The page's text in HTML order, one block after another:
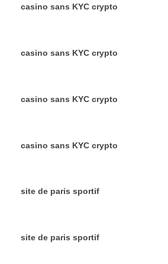
casino sans KYC crypto
casino sans KYC crypto
casino sans KYC crypto
casino sans KYC crypto
site de paris sportif
site de paris sportif